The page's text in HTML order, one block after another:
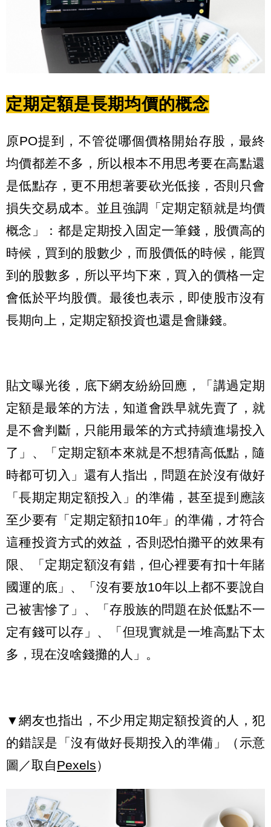
定期定額是長期均價的概念
原PO提到，不管從哪個價格開始存股，最終
均價都差不多，所以根本不用思考要在高點還
是低點存，更不用想著要砍光低接，否則只會
損失交易成本。並且強調「定期定額就是均價
概念」：都是定期投入固定一筆錢，股價高的
時候，買到的股數少，而股價低的時候，能買
到的股數多，所以平均下來，買入的價格一定
會低於平均股價。最後也表示，即使股市沒有
長期向上，定期定額投資也還是會賺錢。
貼文曝光後，底下網友紛紛回應，「講過定期
定額是最笨的方法，知道會跌早就先賣了，就
是不會判斷，只能用最笨的方式持續進場投入
了」、「定期定額本來就是不想猜高低點，隨
時都可切入」還有人指出，問題在於沒有做好
「長期定期定額投入」的準備，甚至提到應該
至少要有「定期定額扣10年」的準備，才符合
這種投資方式的效益，否則恐怕攤平的效果有
限、「定期定額沒有錯，但心裡要有扣十年賭
國運的底」、「沒有要放10年以上都不要說自
己被害慘了」、「存股族的問題在於低點不一
定有錢可以存」、「但現實就是一堆高點下太
多，現在沒啥錢攤的人」。
▼網友也指出，不少用定期定額投資的人，犯
的錯誤是「沒有做好長期投入的準備」（示意
圖／取自Pexels）